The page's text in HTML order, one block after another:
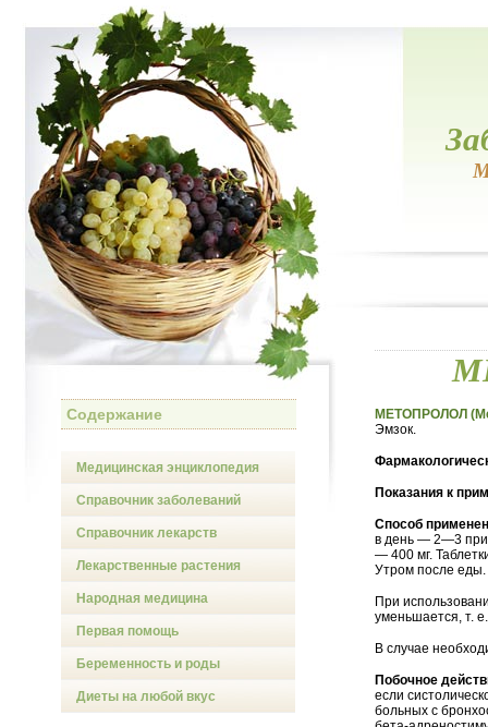
Содержание
Медицинская энциклопедия
Справочник заболеваний
Справочник лекарств
Лекарственные растения
Народная медицина
Первая помощь
Беременность и роды
Диеты на любой вкус
МЕТОПРОЛОЛ
Эмзок.
Показания к
Способ
в день — 2—3
— 400 мг.
Утром после еды.
При
уменьшается, т.
В случае
Побочное
если
больных с